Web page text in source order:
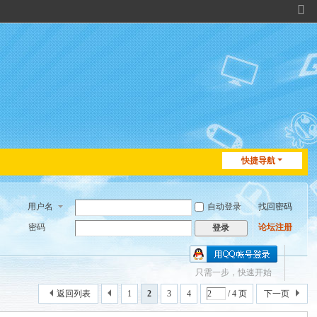
切
换
到
窄
版
快捷导航
用户名 自动登录 找回密码
密码 登录 论坛注册
只需一步，快速开始
1 2 3 4 / 4 页 下一页
返回列表